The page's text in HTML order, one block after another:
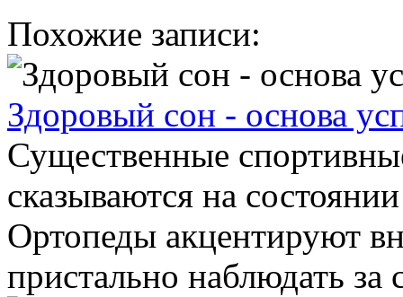
Похожие записи:
Здоровый сон - основа
Существенные
сказываются на
Ортопеды акцентируют
пристально наблюдать